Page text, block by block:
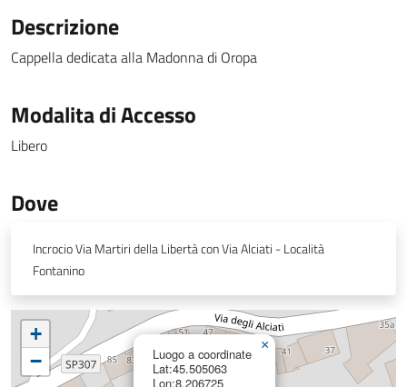
Descrizione
Cappella dedicata alla Madonna di Oropa
Modalita di Accesso
Libero
Dove
Incrocio Via Martiri della Libertà con Via Alciati - Località
Fontanino
Luogo a coordinate
Lat:45.505063
Lon:8.206725
×
+
−